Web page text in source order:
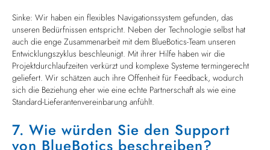
Sinke: Wir haben ein flexibles Navigationssystem gefunden, das
unseren Bedürfnissen entspricht. Neben der Technologie selbst hat
auch die enge Zusammenarbeit mit dem BlueBotics-Team unseren
Entwicklungszyklus beschleunigt. Mit ihrer Hilfe haben wir die
Projektdurchlaufzeiten verkürzt und komplexe Systeme termingerecht
geliefert. Wir schätzen auch ihre Offenheit für Feedback, wodurch
sich die Beziehung eher wie eine echte Partnerschaft als wie eine
Standard-Lieferantenvereinbarung anfühlt.
7. Wie würden Sie den Support
von BlueBotics beschreiben?